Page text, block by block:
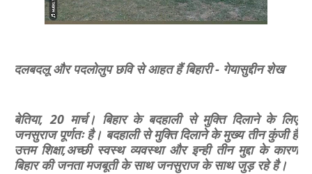
दलबदलू और पदलोलुप छवि से आहत हैं बिहारी - गेयासुद्दीन शेख
बेतिया, 20 मार्च। बिहार के बदहाली से मुक्ति दिलाने के लिए
जनसुराज पूर्णतः है। बदहाली से मुक्ति दिलाने के मुख्य तीन कुंजी है
उत्तम शिक्षा,अच्छी स्वस्थ व्यवस्था और इन्ही तीन मुद्दा के कारण
बिहार की जनता मजबूती के साथ जनसुराज के साथ जुड़ रहे है।